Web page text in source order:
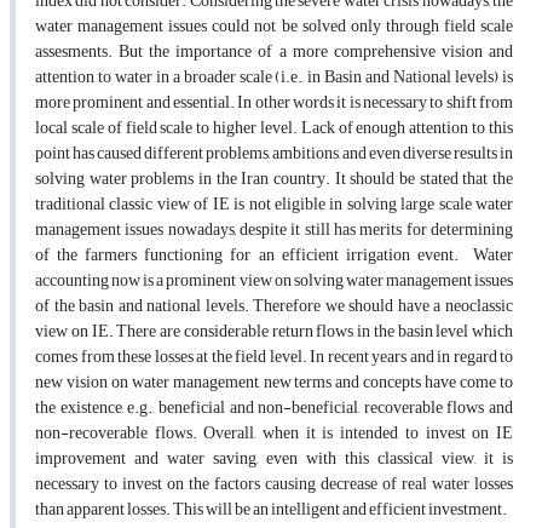
water management issues could not be solved only through field scale
assesments. But the importance of a more comprehensive vision and
attention to water in a broader scale (i.e., in Basin and National levels) is
more prominent and essential. In other words it is necessary to shift from
local scale of field scale to higher level. Lack of enough attention to this
point has caused different problems, ambitions, and even diverse results in
solving water problems in the Iran country. It should be stated that the
traditional classic view of IE is not eligible in solving large scale water
management issues nowadays, despite it still has merits for determining
of the farmers functioning for an efficient irrigation event. Water
accounting now is a prominent view on solving water management issues
of the basin and national levels. Therefore we should have a neoclassic
view on IE. There are considerable return flows in the basin level which
comes from these losses at the field level. In recent years and in regard to
new vision on water management, new terms and concepts have come to
the existence, e.g., beneficial and non-beneficial, recoverable flows and
non-recoverable flows. Overall, when it is intended to invest on IE
improvement and water saving, even with this classical view, it is
necessary to invest on the factors causing decrease of real water losses
than apparent losses. This will be an intelligent and efficient investment.